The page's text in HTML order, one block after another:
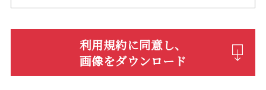
利用規約に同意し、
画像をダウンロード